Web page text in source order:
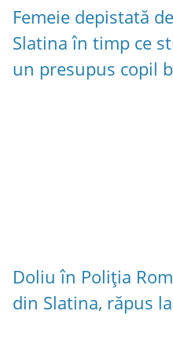
Femeie depistată
Slatina în timp ce
un presupus copil
Doliu în Poliția
din Slatina, răpus